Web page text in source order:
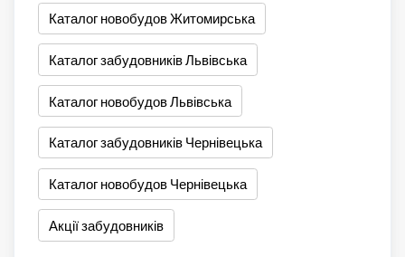
Каталог новобудов Житомирська
Каталог забудовників Львівська
Каталог новобудов Львівська
Каталог забудовників Чернівецька
Каталог новобудов Чернівецька
Акції забудовників